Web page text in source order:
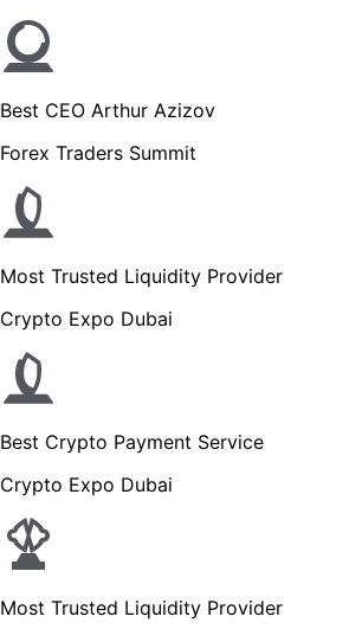
Best CEO Arthur Azizov
Forex Traders Summit
Most Trusted Liquidity Provider
Crypto Expo Dubai
Best Crypto Payment Service
Crypto Expo Dubai
Most Trusted Liquidity Provider